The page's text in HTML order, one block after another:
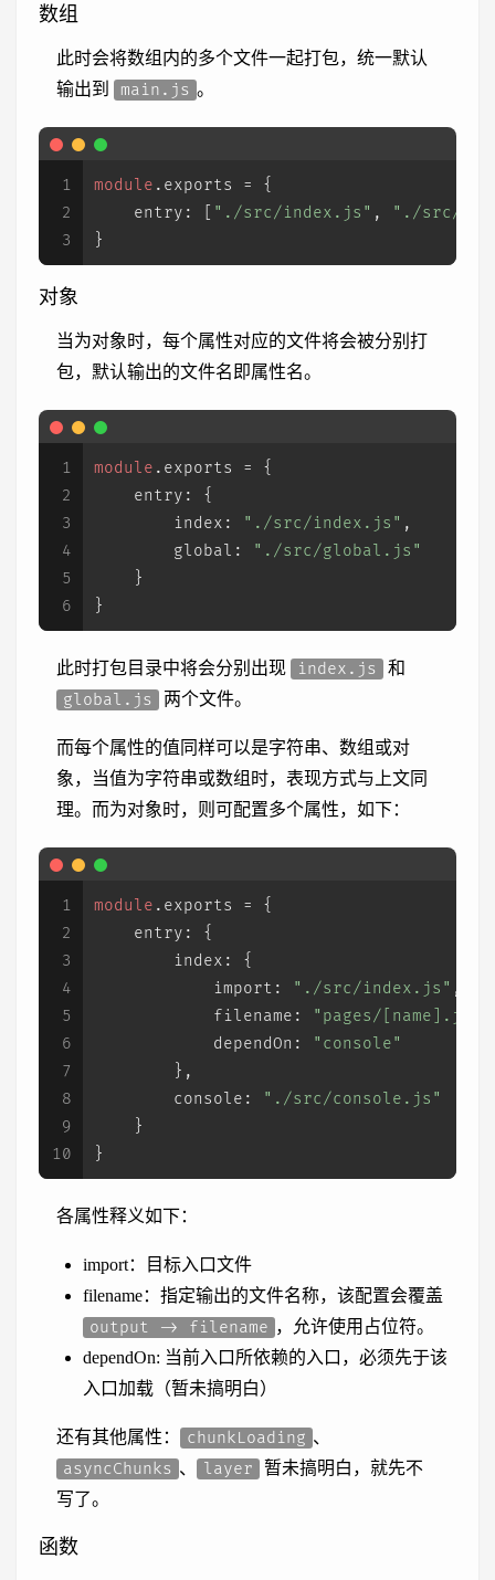
数组
此时会将数组内的多个文件一起打包，统一默认
输出到
main.js 。
1
2
3
module . exports
= {
entry : [ "./src/index.js" ,
"./src/
}
对象
当为对象时，每个属性对应的文件将会被分别打
包，默认输出的文件名即属性名。
1
2
3
4
5
6
module . exports
= {
entry : {
index : "./src/index.js" ,
global :
"./src/global.js"
    }
}
此时打包目录中将会分别出现 index.js
和
global.js
两个文件。
而每个属性的值同样可以是字符串、数组或对
象，当值为字符串或数组时，表现方式与上文同
理。而为对象时，则可配置多个属性，如下：
1
2
3
4
5
6
7
8
9
10
module . exports
= {
entry : {
index : {
import : "./src/index.js" ,
filename : "pages/[name].js"
dependOn :
"console"
        },
console :
"./src/console.js"
    }
}
各属性释义如下：
import：目标入口文件
filename：指定输出的文件名称，该配置会覆盖
output -> filename ，允许使用占位符。
dependOn: 当前入口所依赖的入口，必须先于该
入口加载（暂未搞明白）
还有其他属性： chunkLoading 、
asyncChunks 、 layer
暂未搞明白，就先不
写了。
函数